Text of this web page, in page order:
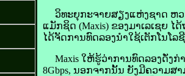
ວິທະຍຸ​ກະ​ຈາຍ​ສຽງ​ແຫ່ງ​ຊາດ ຫວ
ແມັກ​ຊິດ (Maxis) ຂອງ​ມາ​ເລ​ເຊຍ ໄ
ໄດ້ຈັດ​ການ​ທົດ​ລອງນຳ​ໃຊ້​ເຕັກ​ໂນ​ໂລ​
Maxis ໃຫ້​ຮູ້​ວ່າການ​ທົດ​ລອງ​ດັ່ງກ່
8Gbps, ນອກຈາກ​ນັ້ນ ຍັງ​ມີ​ຄວາມ​ສ